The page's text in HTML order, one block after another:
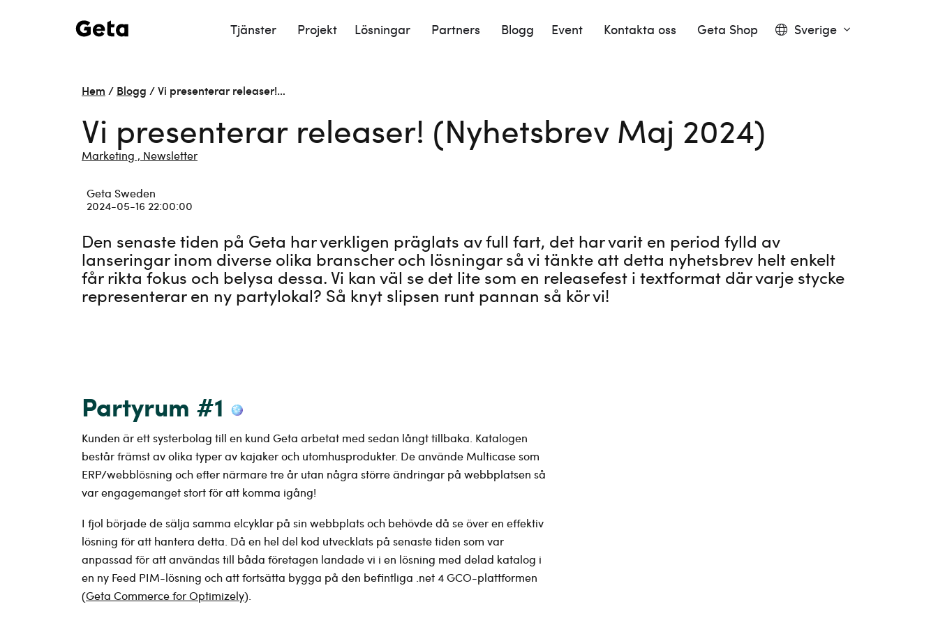
Tjänster Projekt Lösningar Partners Blogg Event Kontakta oss Geta Shop Sverige
Hem / Blogg /Vi presenterar releaser!…
Vi presenterar releaser! (Nyhetsbrev Maj 2024)
Marketing , Newsletter
Geta Sweden
2024-05-16 22:00:00
Den senaste tiden på Geta har verkligen präglats av full fart, det har varit en period fylld av
lanseringar inom diverse olika branscher och lösningar så vi tänkte att detta nyhetsbrev helt enkelt
får rikta fokus och belysa dessa. Vi kan väl se det lite som en releasefest i textformat där varje stycke
representerar en ny partylokal? Så knyt slipsen runt pannan så kör vi!
Partyrum #1
Kunden är ett systerbolag till en kund Geta arbetat med sedan långt tillbaka. Katalogen
består främst av olika typer av kajaker och utomhusprodukter. De använde Multicase som
ERP/webblösning och efter närmare tre år utan några större ändringar på webbplatsen så
var engagemanget stort för att komma igång!
I fjol började de sälja samma elcyklar på sin webbplats och behövde då se över en effektiv
lösning för att hantera detta. Då en hel del kod utvecklats på senaste tiden som var
anpassad för att användas till båda företagen landade vi i en lösning med delad katalog i
en ny Feed PIM-lösning och att fortsätta bygga på den befintliga .net 4 GCO-plattformen
(Geta Commerce for Optimizely).